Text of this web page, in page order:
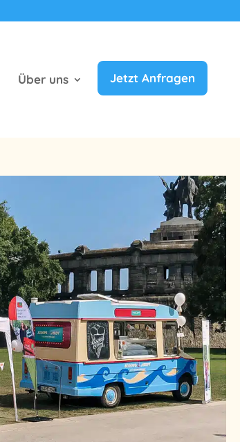
Über uns Jetzt Anfragen